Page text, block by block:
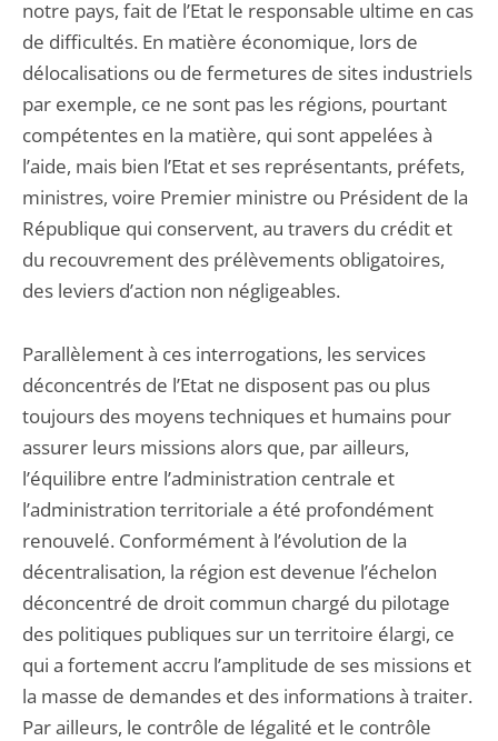
notre pays, fait de l’Etat le responsable ultime en cas
de difficultés. En matière économique, lors de
délocalisations ou de fermetures de sites industriels
par exemple, ce ne sont pas les régions, pourtant
compétentes en la matière, qui sont appelées à
l’aide, mais bien l’Etat et ses représentants, préfets,
ministres, voire Premier ministre ou Président de la
République qui conservent, au travers du crédit et
du recouvrement des prélèvements obligatoires,
des leviers d’action non négligeables.
Parallèlement à ces interrogations, les services
déconcentrés de l’Etat ne disposent pas ou plus
toujours des moyens techniques et humains pour
assurer leurs missions alors que, par ailleurs,
l’équilibre entre l’administration centrale et
l’administration territoriale a été profondément
renouvelé. Conformément à l’évolution de la
décentralisation, la région est devenue l’échelon
déconcentré de droit commun chargé du pilotage
des politiques publiques sur un territoire élargi, ce
qui a fortement accru l’amplitude de ses missions et
la masse de demandes et des informations à traiter.
Par ailleurs, le contrôle de légalité et le contrôle